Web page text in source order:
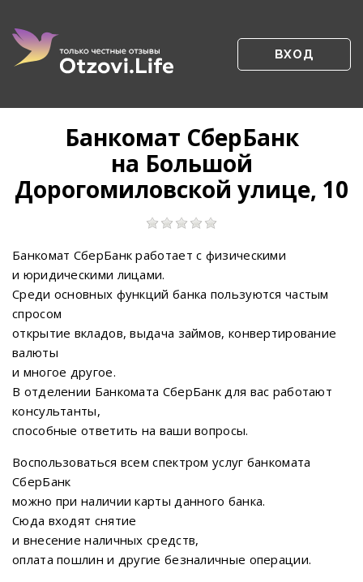
ВХОД
Банкомат СберБанк
на Большой
Дорогомиловской улице, 10
Банкомат СберБанк работает с физическими
и юридическими лицами.
Среди основных функций банка пользуются частым
спросом
открытие вкладов, выдача займов, конвертирование
валюты
и многое другое.
В отделении Банкомата СберБанк для вас работают
консультанты,
способные ответить на ваши вопросы.
Воспользоваться всем спектром услуг банкомата
СберБанк
можно при наличии карты данного банка.
Сюда входят снятие
и внесение наличных средств,
оплата пошлин и другие безналичные операции.